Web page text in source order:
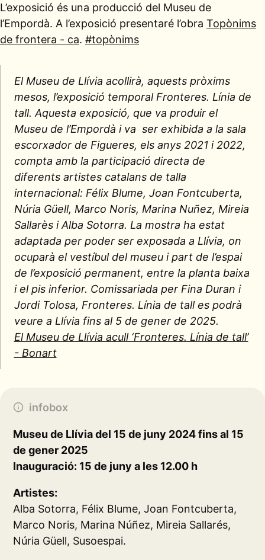
L’exposició és una producció del Museu de
l’Empordà. A l’exposició presentaré l’obra Topònims
de frontera - ca. #topònims
El Museu de Llívia acollirà, aquests pròxims
mesos, l’exposició temporalFronteres. Línia de
tall. Aquesta exposició, que va produir el
Museu de l’Empordà i va ser exhibida a la sala
escorxador de Figueres, els anys 2021 i 2022,
compta amb la participació directa de
diferents artistes catalans de talla
internacional: Félix Blume, Joan Fontcuberta,
Núria Güell, Marco Noris, Marina Nuñez, Mireia
Sallarès i Alba Sotorra. La mostra ha estat
adaptada per poder ser exposada a Llívia, on
ocuparà el vestíbul del museu i part de l’espai
de l’exposició permanent, entre la planta baixa
i el pis inferior. Comissariada per Fina Duran i
Jordi Tolosa, Fronteres. Línia de talles podrà
veure a Llívia fins al 5 de gener de 2025.
El Museu de Llívia acull ‘Fronteres. Línia de tall’
- Bonart
infobox
Museu de Llívia del 15 de juny 2024 fins al 15
de gener 2025
Inauguració: 15 de juny a les 12.00 h
Artistes:
Alba Sotorra, Félix Blume, Joan Fontcuberta,
Marco Noris, Marina Núñez, Mireia Sallarés,
Núria Güell, Susoespai.